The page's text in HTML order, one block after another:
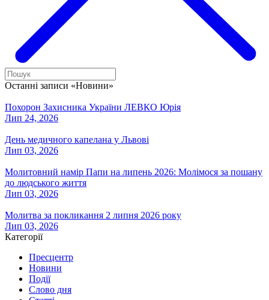
Останні записи «Новини»
Похорон Захисника України ЛЕВКО Юрія
Лип 24, 2026
День медичного капелана у Львові
Лип 03, 2026
Молитовний намір Папи на липень 2026: Молімося за пошану
до людського життя
Лип 03, 2026
Молитва за покликання 2 липня 2026 року
Лип 03, 2026
Категорії
Пресцентр
Новини
Події
Слово дня